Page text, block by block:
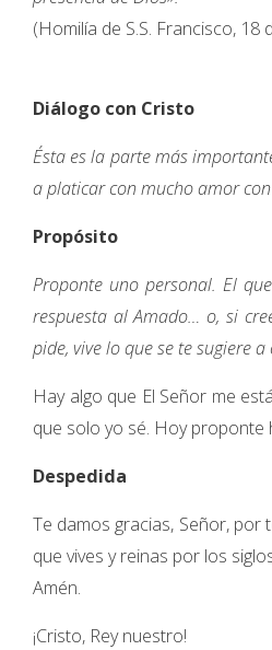
(Homilía de S.S. Francisco, 18
Diálogo con Cristo
Ésta es la parte más
a platicar con mucho amor
Propósito
Proponte uno personal. El
respuesta al Amado… o, si
pide, vive lo que se te sugiere
Hay algo que El Señor me
que solo yo sé. Hoy proponte
Despedida
Te damos gracias, Señor,
que vives y reinas por los
Amén.
¡Cristo, Rey nuestro!